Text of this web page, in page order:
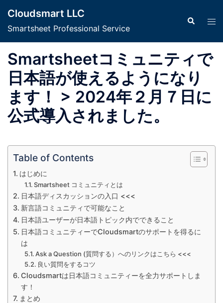
ン
Cloudsmart LLC
Smartsheet Professional Service
検
索
ト
メ
Smartsheetコミュニティで
日本語が使えるようになり
ます！ > 2024年２月７日に
公式導入されました。
Table of Contents
はじめに
Smartsheet コミュニティとは
日本語ディスカッションの入口 <<<
新言語コミュニティで可能なこと
日本語ユーザーが日本語トピック内でできること
日本語コミュニティーでCloudsmartのサポートを得るに
は
Ask a Question (質問する）へのリンクはこちら <<<
良い質問をするコツ
Cloudsmartは日本語コミュニティーを全力サポートしま
す！
まとめ